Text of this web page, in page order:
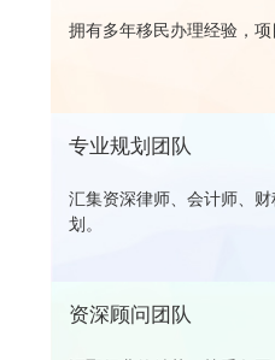
拥有多年移民办理经验，项
专业规划团队
汇集资深律师、会计师、
划。
资深顾问团队